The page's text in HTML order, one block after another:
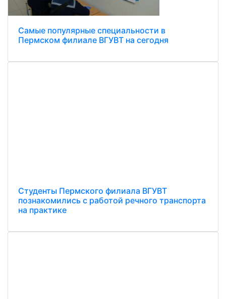
Самые популярные специальности в
Пермском филиале ВГУВТ на сегодня
Студенты Пермского филиала ВГУВТ
познакомились с работой речного транспорта
на практике